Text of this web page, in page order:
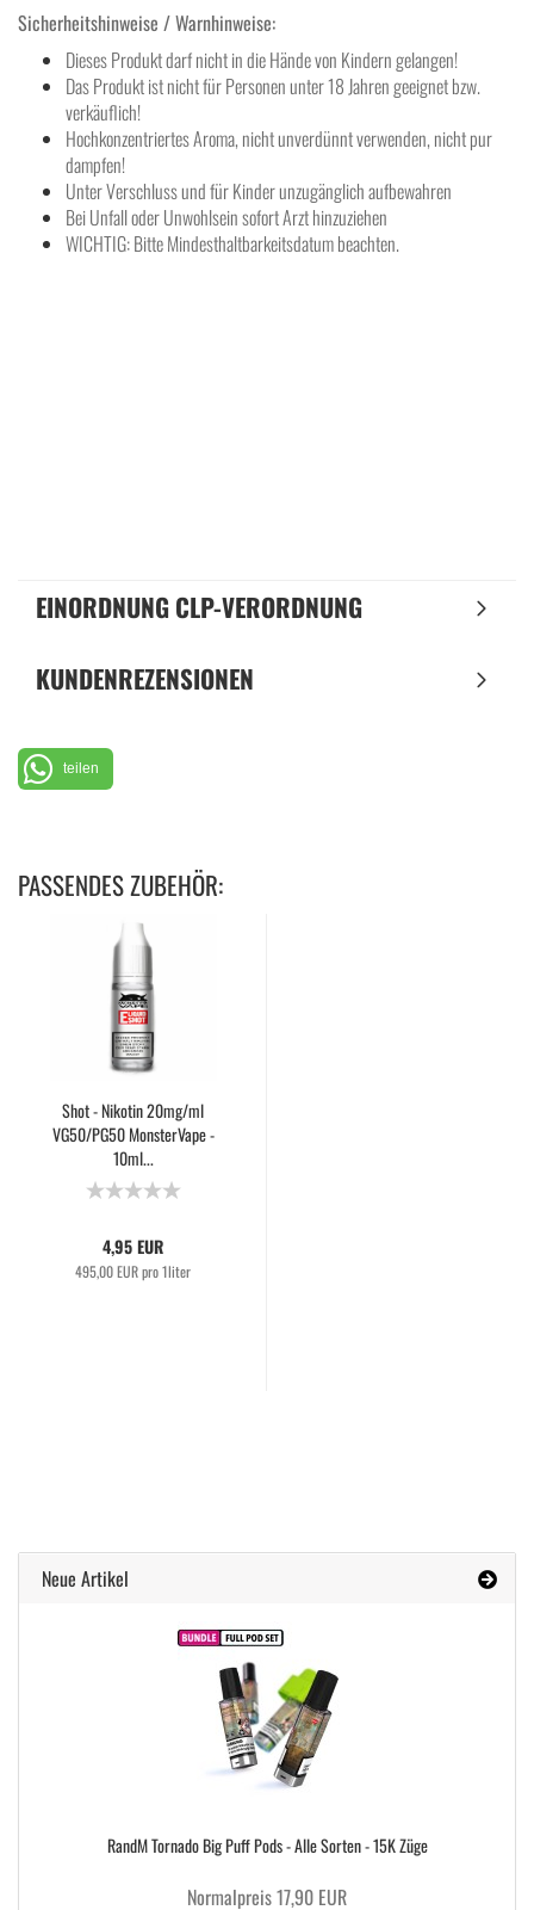
Sicherheitshinweise / Warnhinweise:
Dieses Produkt darf nicht in die Hände von Kindern gelangen!
Das Produkt ist nicht für Personen unter 18 Jahren geeignet bzw.
verkäuflich!
Hochkonzentriertes Aroma, nicht unverdünnt verwenden, nicht pur
dampfen!
Unter Verschluss und für Kinder unzugänglich aufbewahren
Bei Unfall oder Unwohlsein sofort Arzt hinzuziehen
WICHTIG: Bitte Mindesthaltbarkeitsdatum beachten.
EINORDNUNG CLP-VERORDNUNG
KUNDENREZENSIONEN
teilen
PASSENDES ZUBEHÖR:
Shot - Nikotin 20mg/ml
VG50/PG50 MonsterVape -
10ml...
4,95 EUR
495,00 EUR pro 1liter
Neue Artikel
RandM Tornado Big Puff Pods - Alle Sorten - 15K Züge
Normalpreis 17,90 EUR